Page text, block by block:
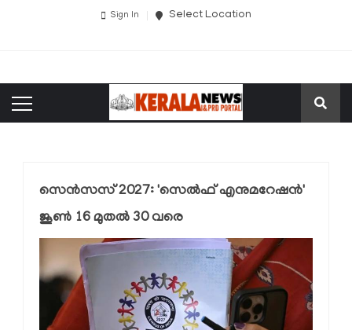
Sign In Select Location
സെൻസസ് 2027: 'സെൽഫ് എനുമറേഷൻ'
ജൂൺ 16 മുതൽ 30 വരെ